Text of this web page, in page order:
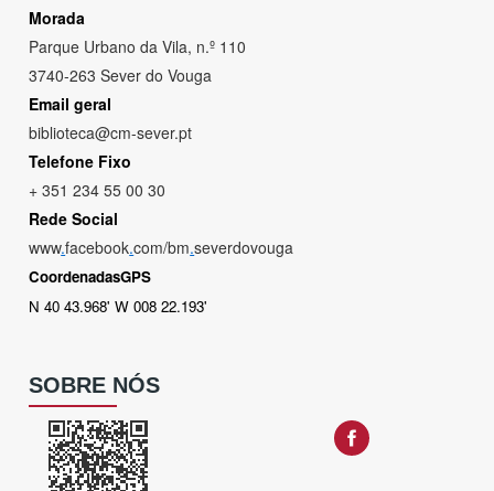
Morada
Parque Urbano da Vila, n.º 110
3740-263 Sever do Vouga
Email geral
biblioteca@cm-sever.pt
Telefone Fixo
+ 351 234 55 00 30
Rede Social
www.facebook.com/bm.severdovouga
CoordenadasGPS
N 40 43.968' W 008 22.193'
SOBRE NÓS